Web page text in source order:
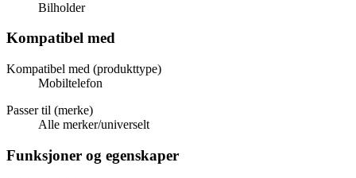
Bilholder
Kompatibel med
Kompatibel med (produkttype)
Mobiltelefon
Passer til (merke)
Alle merker/universelt
Funksjoner og egenskaper